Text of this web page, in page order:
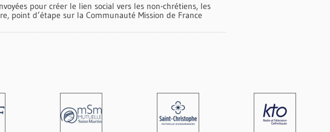
pour créer le lien social vers les non-chrétiens, les
point d’étape sur la Communauté Mission de France